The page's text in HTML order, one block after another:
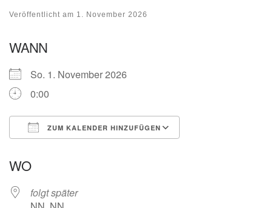
Veröffentlicht am 1. November 2026
WANN
So. 1. November 2026
0:00
ZUM KALENDER HINZUFÜGEN
WO
folgt später